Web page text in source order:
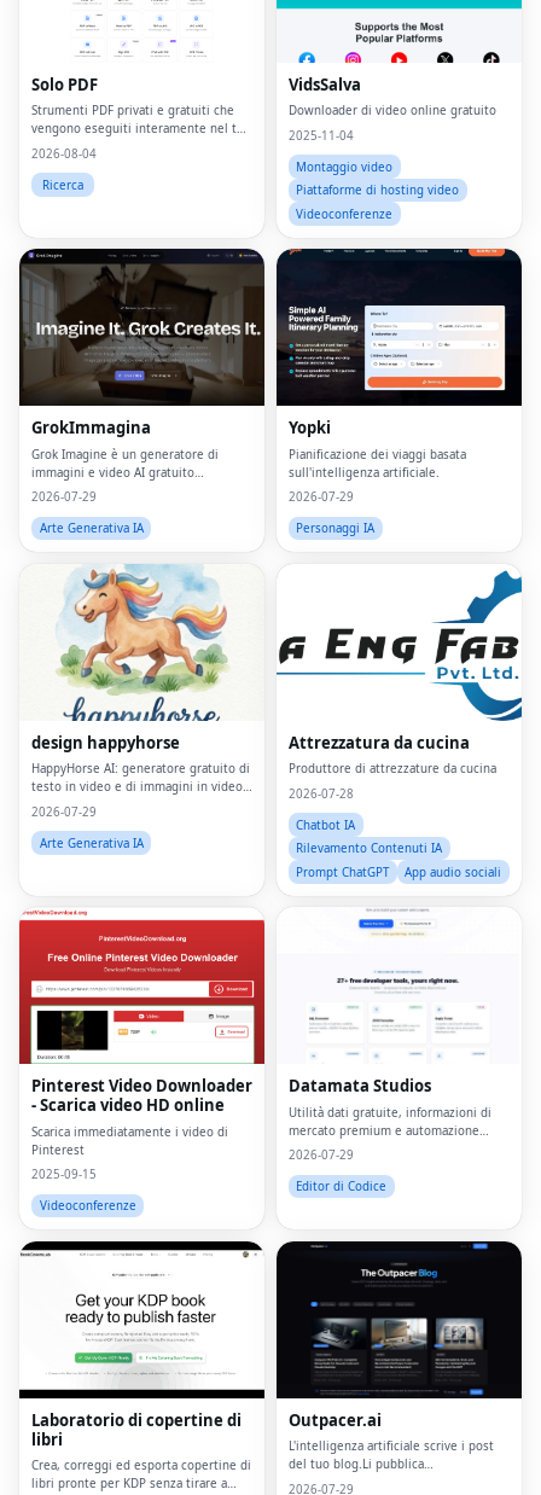
Solo PDF
Strumenti PDF privati ​​e gratuiti che
vengono eseguiti interamente nel tuo
browser: i file non lasciano mai il tuo
2026-08-04
Ricerca
VidsSalva
Downloader di video online gratuito
2025-11-04
Montaggio video
Piattaforme di hosting video
Videoconferenze
GrokImmagina
Grok Imagine è un generatore di
immagini e video AI gratuito
alimentato dal motore Aurora di
artificiale leader, tra cui Grok Imagine,
Flux 2, Sora 2, V
2026-07-29
Arte Generativa IA
Yopki
Pianificazione dei viaggi basata
sull'intelligenza artificiale.
2026-07-29
Personaggi IA
design happyhorse
HappyHorse AI: generatore gratuito di
testo in video e di immagini in video
nel tuo browser
2026-07-29
Arte Generativa IA
Attrezzatura da cucina
Produttore di attrezzature da cucina
2026-07-28
Chatbot IA
Rilevamento Contenuti IA
Prompt ChatGPT
App audio sociali
Pinterest Video Downloader
- Scarica video HD online
Scarica immediatamente i video di
Pinterest
2025-09-15
Videoconferenze
Datamata Studios
Utilità dati gratuite, informazioni di
mercato premium e automazione
personalizzata in un'unica piattaforma.
2026-07-29
Editor di Codice
Laboratorio di copertine di
libri
Crea, correggi ed esporta copertine di
libri pronte per KDP senza tirare a
Outpacer.ai
L'intelligenza artificiale scrive i post
del tuo blog.Li pubblica
quotidianamente.Ti classifichi su
2026-07-29